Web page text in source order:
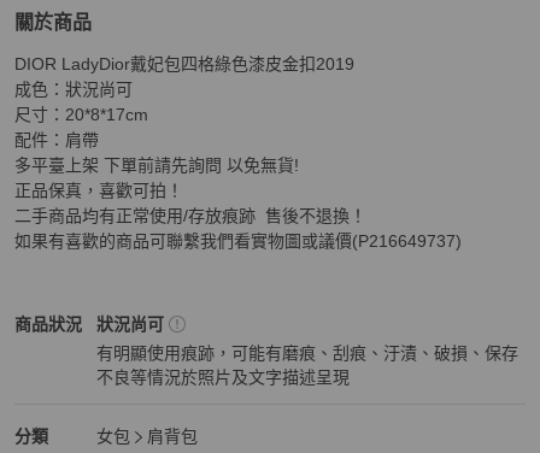
關於商品
關於DIOR Lady戴妃包四格綠色漆皮金扣2019肩背包
DIOR LadyDior戴妃包四格綠色漆皮金扣2019
成色：狀況尚可
尺寸：20*8*17cm
配件：肩帶
多平臺上架 下單前請先詢問 以免無貨!
正品保真，喜歡可拍！
二手商品均有正常使用/存放痕跡  售後不退換！
如果有喜歡的商品可聯繫我們看實物圖或議價(P216649737)
商品狀況
Dior女包商品狀態與細節
狀況尚可
有明顯使用痕跡，可能有磨痕、刮痕、汙漬、破損、保存
不良等情況於照片及文字描述呈現
分類
Dior女包 分類資訊
女包
肩背包